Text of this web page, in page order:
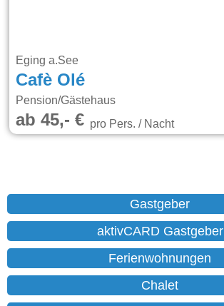
Eging a.See
Cafè Olé
Pension/Gästehaus
ab 45,- €pro Pers. / Nacht
Gastgeber
aktivCARD Gastgeber
Ferienwohnungen
Chalet